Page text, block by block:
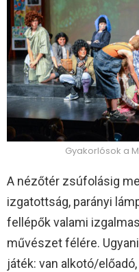
Gyakorlósok a
A nézőtér zsúfolásig
izgatottság, parányi
fellépők valami
művészet félére.
játék: van alkotó/